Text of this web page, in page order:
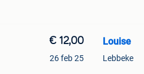
€ 12,00
26 feb 25
Louise
Lebbeke